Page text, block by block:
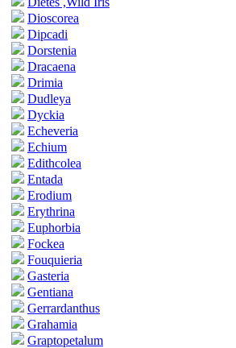
Dioscorea
Dipcadi
Dorstenia
Dracaena
Drimia
Dudleya
Dyckia
Echeveria
Echium
Edithcolea
Entada
Erodium
Erythrina
Euphorbia
Fockea
Fouquieria
Gasteria
Gentiana
Gerrardanthus
Grahamia
Graptopetalum